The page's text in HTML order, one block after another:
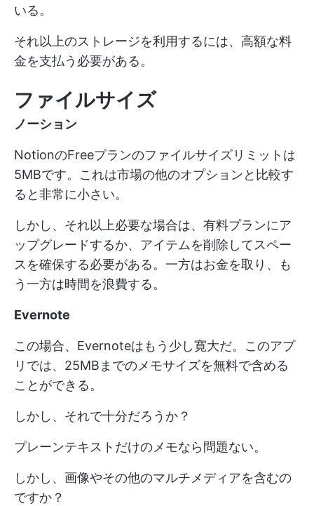
いる。
それ以上のストレージを利用するには、高額な料
金を支払う必要がある。
ファイルサイズ
ノーション
NotionのFreeプランのファイルサイズリミットは
5MBです。これは市場の他のオプションと比較す
ると非常に小さい。
しかし、それ以上必要な場合は、有料プランにア
ップグレードするか、アイテムを削除してスペー
スを確保する必要がある。一方はお金を取り、も
う一方は時間を浪費する。
Evernote
この場合、Evernoteはもう少し寛大だ。このアプ
リでは、25MBまでのメモサイズを無料で含める
ことができる。
しかし、それで十分だろうか？
プレーンテキストだけのメモなら問題ない。
しかし、画像やその他のマルチメディアを含むの
ですか？